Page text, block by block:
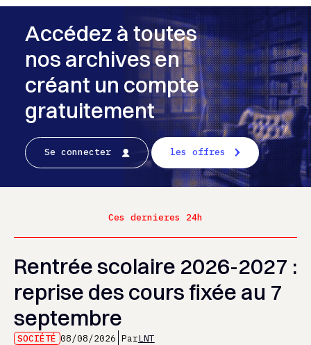
Accédez à toutes
nos archives en
créant un compte
gratuitement
Se connecter les offres
Ces dernieres 24h
Rentrée scolaire 2026-2027 :
reprise des cours fixée au 7
septembre
SOCIÉTÉ 08/08/2026 ParLNT